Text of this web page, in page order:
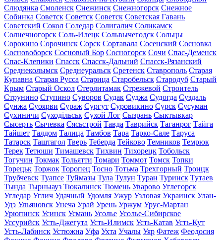
Слюдянка Смоленск Снежинск Снежногорск Снежное
Собинка Советск Советск Советск Советская Гавань
Советский Сокол Соледар Солигалич Соликамск
Солнечногорск Соль-Илецк Сольвычегодск Сольцы
Сорокино Сорочинск Сорск Сортавала Сосенский Сосновка
Сосновоборск Сосновый Бор Сосногорск Сочи Спас-Деменск
Спас-Клепики Спасск Спасск-Дальний Спасск-Рязанский
Среднеколымск Среднеуральск Сретенск Ставрополь Старая
Купавна Старая Русса Старица Старобельск Стародуб Старый
Крым Старый Оскол Стерлитамак Стрежевой Строитель
Струнино Ступино Суворов Судак Суджа Судогда Суздаль
Сунжа Суоярви Сураж Сургут Суровикино Сурск Сусуман
Сухиничи Суходільськ Сухой Лог Сызрань Сыктывкар
Сысерть Сычевка Сясьстрой Тавда Таврийск Таганрог Тайга
Тайшет Талдом Талица Тамбов Тара Тарко-Сале Таруса
Татарск Таштагол Тверь Теберда Тейково Темников Темрюк
Терек Тетюши Тимашевск Тихвин Тихорецк Тобольск
Тогучин Токмак Тольятти Томари Томмот Томск Топки
Торецьк Торжок Торопец Тосно Тотьма Трехгорный Троицк
Трубчевск Туапсе Туймазы Тула Тулун Туран Туринск Тутаев
Тында Тырныауз Тюкалинск Тюмень Уварово Углегорск
Угледар Углич Удачный Удомля Ужур Узловая Украинск Улан-
Удэ Ульяновск Унеча Урай Урень Уржум Урус-Мартан
Урюпинск Усинск Усмань Усолье Усолье-Сибирское
Уссурийск Усть-Джегута Усть-Илимск Усть-Катав Усть-Кут
Усть-Лабинск Устюжна Уфа Ухта Учалы Уяр Фатеж Феодосия